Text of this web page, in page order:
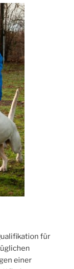
für
einer